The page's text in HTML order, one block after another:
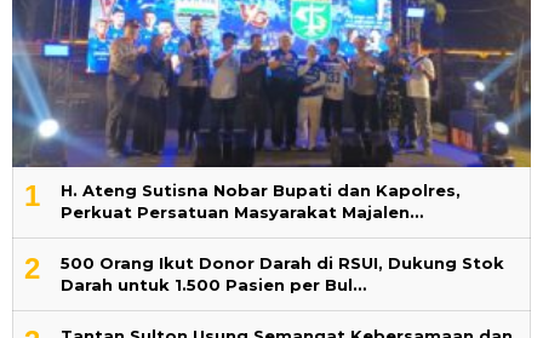
1
H. Ateng Sutisna Nobar Bupati dan Kapolres,
Perkuat Persatuan Masyarakat Majalen…
2
500 Orang Ikut Donor Darah di RSUI, Dukung Stok
Darah untuk 1.500 Pasien per Bul…